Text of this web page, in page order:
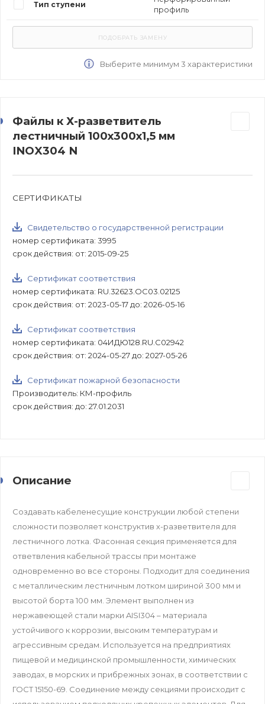
Тип ступени
профиль
Выберите минимум 3 характеристики
Файлы к Х-разветвитель
лестничный 100х300х1,5 мм
INOX304 N
СЕРТИФИКАТЫ
Свидетельство о государственной регистрации
номер сертификата: 3995
срок действия: от: 2015-09-25
Сертификат соответствия
номер сертификата: RU.32623.ОС03.02125
срок действия: от: 2023-05-17 до: 2026-05-16
Сертификат соответствия
номер сертификата: 04ИДЮ128.RU.С02942
срок действия: от: 2024-05-27 до: 2027-05-26
Сертификат пожарной безопасности
Производитель: КМ-профиль
срок действия: до: 27.01.2031
Описание
Создавать кабеленесущие конструкции любой степени
сложности позволяет конструктив х-разветвителя для
лестничного лотка. Фасонная секция применяется для
ответвления кабельной трассы при монтаже
одновременно во все стороны. Подходит для соединения
c металлическим лестничным лотком шириной 300 мм и
высотой борта 100 мм. Элемент выполнен из
нержавеющей стали марки AISI304 – материала
устойчивого к коррозии, высоким температурам и
агрессивным средам. Используется на предприятиях
пищевой и медицинской промышленности, химических
заводах, в морских и прибрежных зонах, в соответствии с
ГОСТ 15150-69. Соединение между секциями происходит с